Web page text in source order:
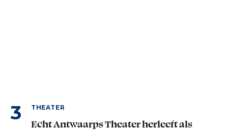
THEATER
Echt Antwaarps Theater herleeft als